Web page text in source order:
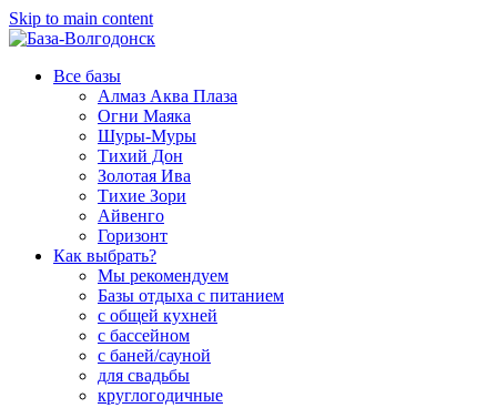
Skip to main content
Все базы
Алмаз Аква Плаза
Огни Маяка
Шуры-Муры
Тихий Дон
Золотая Ива
Тихие Зори
Айвенго
Горизонт
Как выбрать?
Мы рекомендуем
Базы отдыха с питанием
с общей кухней
с бассейном
с баней/сауной
для свадьбы
круглогодичные